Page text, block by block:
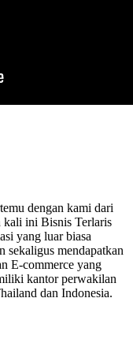
dengan kami dari
kali ini Bisnis Terlaris
yang luar biasa
sekaligus mendapatkan
E-commerce yang
kantor perwakilan
dan Indonesia.